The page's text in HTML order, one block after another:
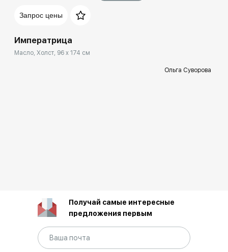
Запрос цены
Императрица
Масло, Холст, 96 x 174 см
Ольга Суворова
Получай самые интересные
предложения первым